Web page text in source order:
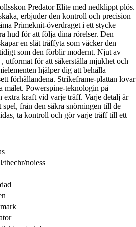
Predator Elite med nedklippt plös.
erbjuder den kontroll och precision
Primeknit-överdraget i ett stycke
hud för att följa dina rörelser. Den
en slät träffyta som väcker den
som den förblir modernt. Njut av
utformat för att säkerställa mjukhet och
hjälper dig att behålla
förhållandena. Strikeframe-plattan lovar
målet. Powerspine-teknologin på
extra kraft vid varje träff. Varje detalj är
från den säkra snörningen till de
ta kontroll och gör varje träff till ett
thechr/noiess